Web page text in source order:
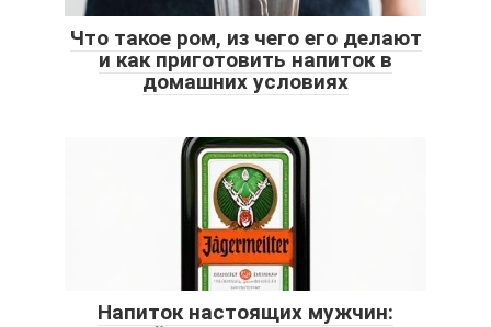
Что такое ром, из чего его делают
и как приготовить напиток в
домашних условиях
Напиток настоящих мужчин: